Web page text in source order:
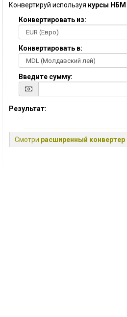
Конвертируй используя курсы НБМ
Конвертировать из:
Конвертировать в:
Введите сумму:
Результат:
Смотри расширенный конвертер